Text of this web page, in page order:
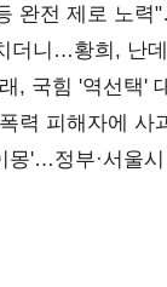
완전 제로 노
더니…황희, 난
, 국힘 '역선택'
력 피해자에
몽'…정부·서울